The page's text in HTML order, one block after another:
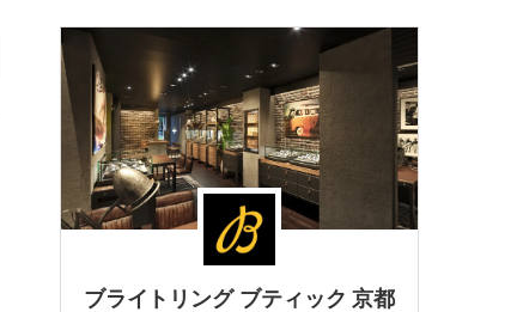
ブライトリング ブティック 京都